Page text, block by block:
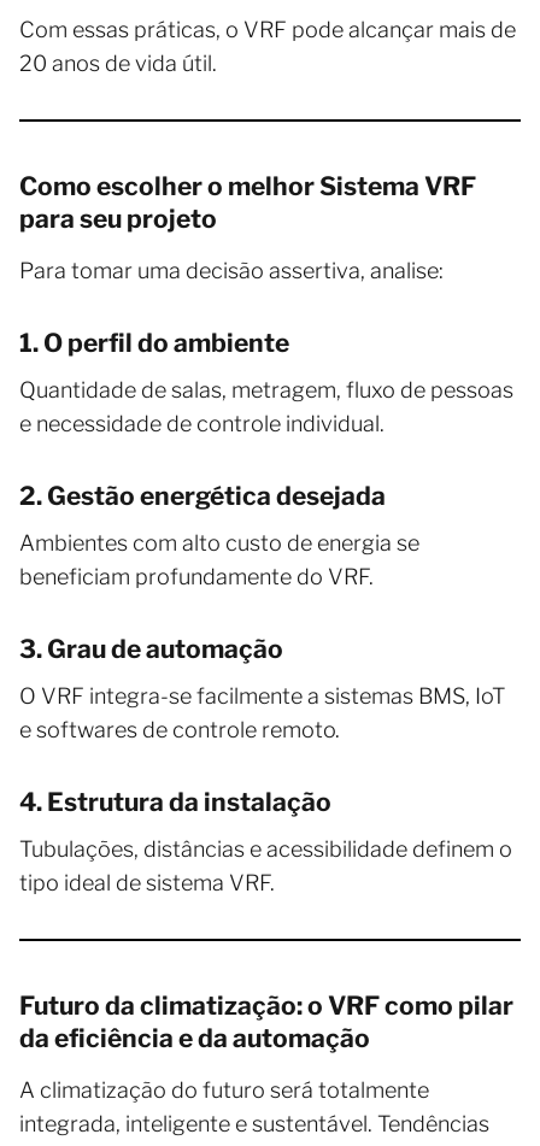
Com essas práticas, o VRF pode alcançar mais de
20 anos de vida útil.
Como escolher o melhor Sistema VRF
para seu projeto
Para tomar uma decisão assertiva, analise:
1. O perfil do ambiente
Quantidade de salas, metragem, fluxo de pessoas
e necessidade de controle individual.
2. Gestão energética desejada
Ambientes com alto custo de energia se
beneficiam profundamente do VRF.
3. Grau de automação
O VRF integra-se facilmente a sistemas BMS, IoT
e softwares de controle remoto.
4. Estrutura da instalação
Tubulações, distâncias e acessibilidade definem o
tipo ideal de sistema VRF.
Futuro da climatização: o VRF como pilar
da eficiência e da automação
A climatização do futuro será totalmente
integrada, inteligente e sustentável. Tendências